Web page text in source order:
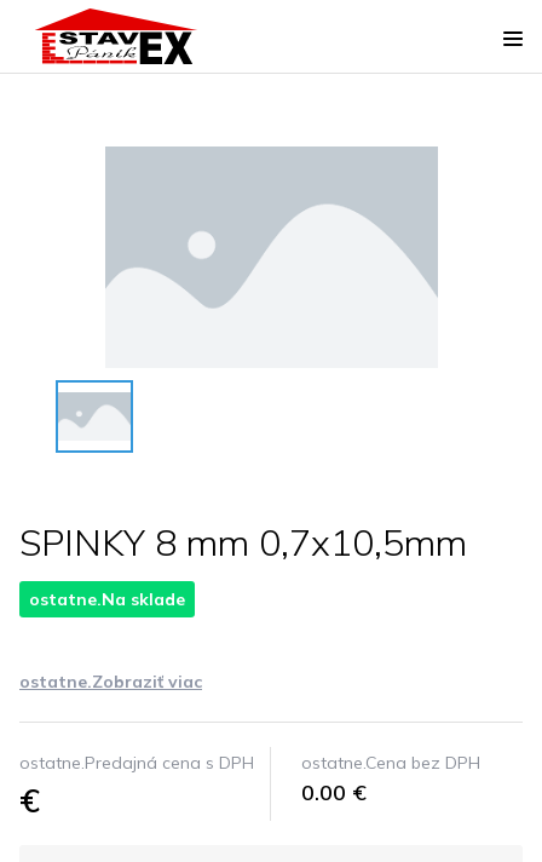
SPINKY 8 mm 0,7x10,5mm
ostatne.Na sklade
ostatne.Zobraziť viac
ostatne.Predajná cena s DPH
€
ostatne.Cena bez DPH
0.00 €